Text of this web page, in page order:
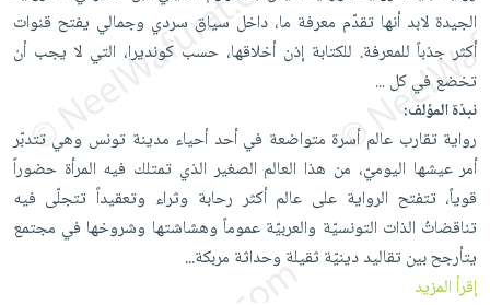
بالجسم
العناية
بالأسنان
الحمية
والتغذية
أدوات
الخبز
أدوات
المائدة
الأوعية
والتخزين
أدوات
المطبخ
أقسام
الأكثر
مبيعاً
العودة
للمدارس
اكسسوارات
كتب
اكسسوارات
منزلية
شحن
مجاني
بنود
مختارة
اشتراكات
كل
الاشتراكات
صندوق
بحث
متقدم
الجيدة لابد أنها تقدّم معرفة ما، داخل سياق سردي وجمالي يفتح قنوات
أكثر جذباً للمعرفة. للكتابة إذن أخلاقها، حسب كونديرا، التي لا يجب أن
تخضع في كل...
نبذة المؤلف:
رواية تقارب عالم أسرة متواضعة في أحد أحياء مدينة تونس وهي تتدبّر
أمر عيشها اليوميّ، من هذا العالم الصغير الذي تمتلك فيه المرأة حضوراً
قوياً، تتفتح الرواية على عالم أكثر رحابة وثراء وتعقيداً تتجلّى فيه
تناقضاتُ الذات التونسيّة والعربيّة عموماً وهشاشتها وشروخها في مجتمع
يتأرجح بين تقاليد دينيّة ثقيلة وحداثة مربكة...
إقرأ المزيد